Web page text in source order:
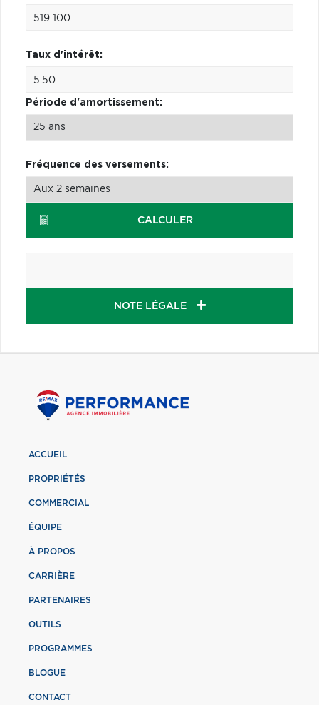
Taux d'intérêt:
Période d'amortissement:
Fréquence des versements:
CALCULER
NOTE LÉGALE
ACCUEIL
PROPRIÉTÉS
COMMERCIAL
ÉQUIPE
À PROPOS
CARRIÈRE
PARTENAIRES
OUTILS
PROGRAMMES
BLOGUE
CONTACT